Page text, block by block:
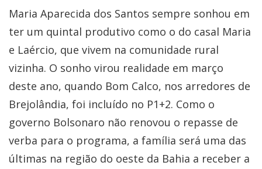
Maria Aparecida dos Santos sempre sonhou em
ter um quintal produtivo como o do casal Maria
e Laércio, que vivem na comunidade rural
vizinha. O sonho virou realidade em março
deste ano, quando Bom Calco, nos arredores de
Brejolândia, foi incluído no P1+2. Como o
governo Bolsonaro não renovou o repasse de
verba para o programa, a família será uma das
últimas na região do oeste da Bahia a receber a